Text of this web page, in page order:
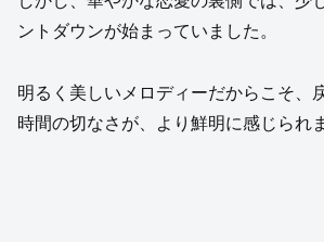
ントダウンが始まっていました。
明るく美しいメロディーだからこそ、
時間の切なさが、より鮮明に感じられ